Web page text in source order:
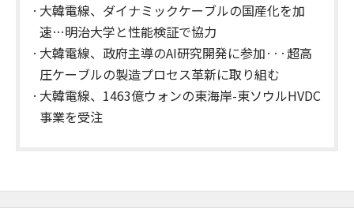
大韓電線、ダイナミックケーブルの国産化を加
速…明治大学と性能検証で協力
大韓電線、政府主導のAI研究開発に参加···超高
圧ケーブルの製造プロセス革新に取り組む
大韓電線、1463億ウォンの東海岸-東ソウルHVDC
事業を受注